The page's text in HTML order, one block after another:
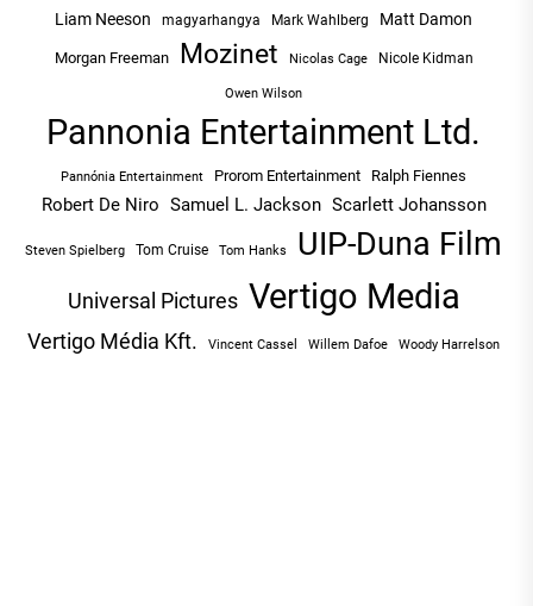
Liam Neeson magyarhangya Mark Wahlberg Matt Damon
Morgan Freeman Mozinet Nicolas Cage Nicole Kidman
Owen Wilson
Pannonia Entertainment Ltd.
Pannónia Entertainment Prorom Entertainment Ralph Fiennes
Robert De Niro Samuel L. Jackson Scarlett Johansson
Steven Spielberg Tom Cruise Tom Hanks UIP-Duna Film
Universal Pictures Vertigo Media
Vertigo Média Kft. Vincent Cassel Willem Dafoe Woody Harrelson